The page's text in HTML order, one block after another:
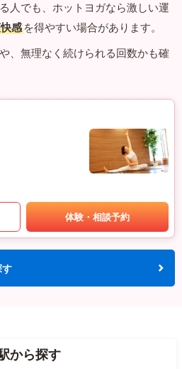
人でも、ホットヨガなら激しい運
感 を得やすい場合があります。
、無理なく続けられる回数かも確
体験・相談予約
す
から探す